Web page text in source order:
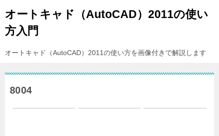
オートキャド（AutoCAD）2011の使い
方入門
オートキャド（AutoCAD）2011の使い方を画像付きで解説します
8004